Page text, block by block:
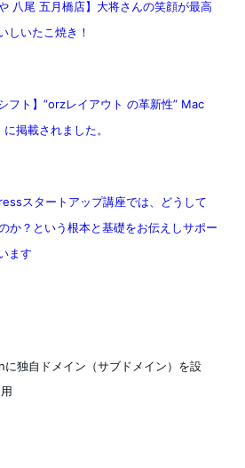
や 八尾 五月橋店】大将さんの笑顔が最高
しいたこ焼き！
シフト】”orzレイアウト の革新性” Mac
掲載されました。
スタートアップ講座では、どうして
か？という根本と基礎をお伝えしサポー
ます
独自ドメイン（サブドメイン）を設